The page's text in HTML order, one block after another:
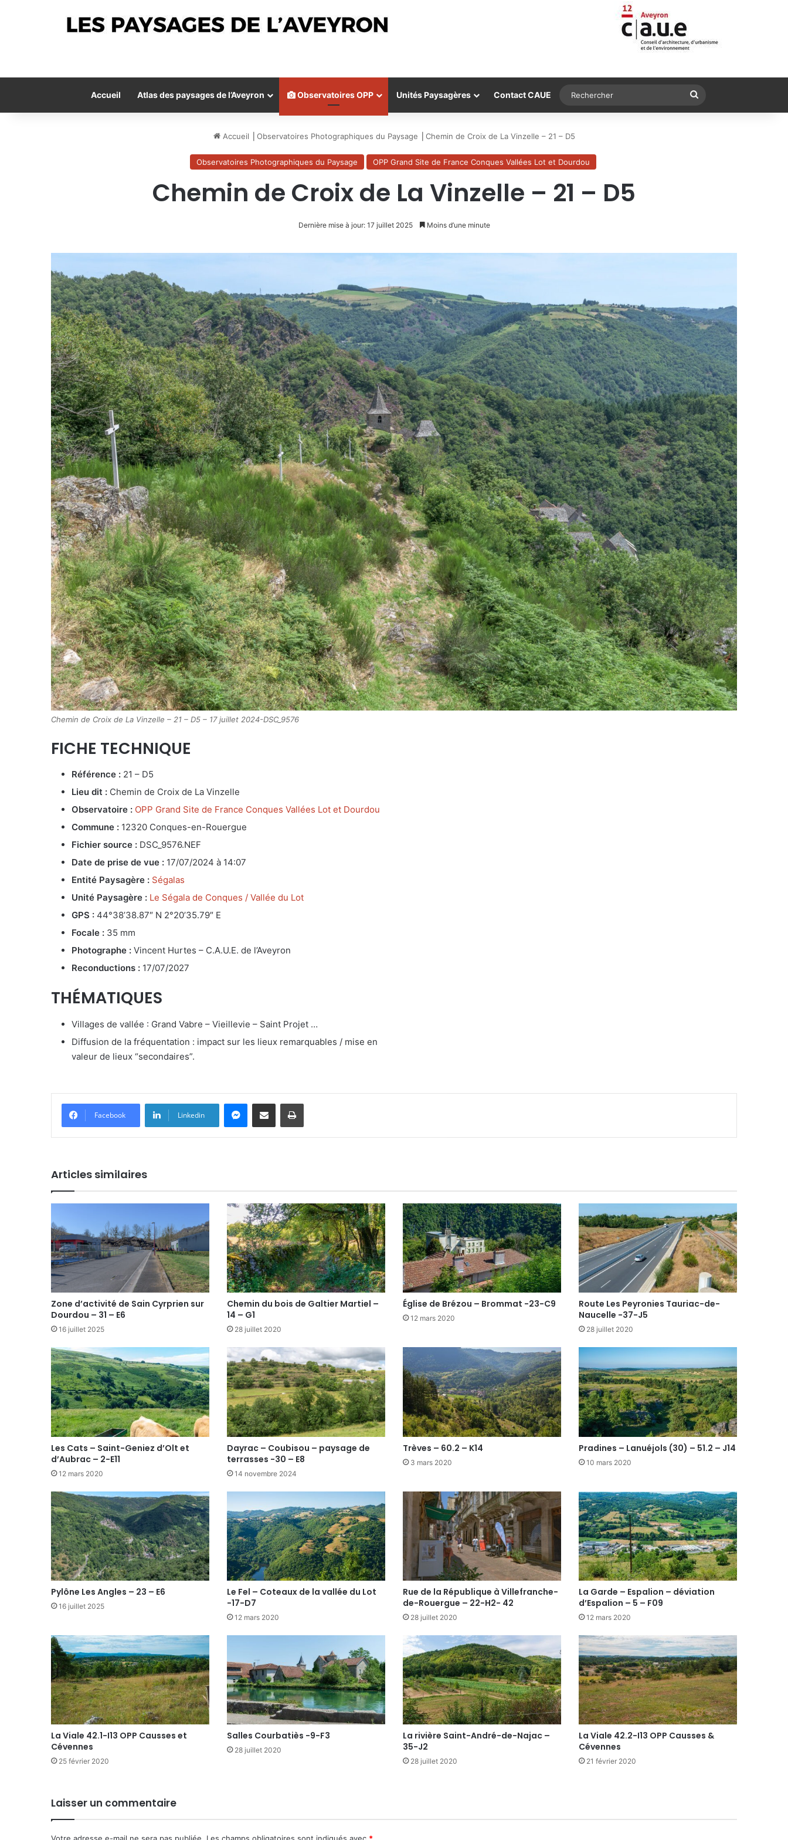
Accueil Atlas des paysages de l’Aveyron Observatoires OPP Unités Paysagères Contact CAUE Rechercher
Accueil Observatoires Photographiques du Paysage Chemin de Croix de La Vinzelle – 21 – D5
Observatoires Photographiques du Paysage OPP Grand Site de France Conques Vallées Lot et Dourdou
Chemin de Croix de La Vinzelle – 21 – D5
Dernière mise à jour: 17 juillet 2025 Moins d’une minute
Chemin de Croix de La Vinzelle – 21 – D5 – 17 juillet 2024-DSC_9576
FICHE TECHNIQUE
Référence : 21 – D5
Lieu dit : Chemin de Croix de La Vinzelle
Observatoire : OPP Grand Site de France Conques Vallées Lot et Dourdou
Commune : 12320 Conques-en-Rouergue
Fichier source : DSC_9576.NEF
Date de prise de vue : 17/07/2024 à 14:07
Entité Paysagère : Ségalas
Unité Paysagère : Le Ségala de Conques / Vallée du Lot
GPS : 44°38’38.87″ N 2°20’35.79″ E
Focale : 35 mm
Photographe : Vincent Hurtes – C.A.U.E. de l’Aveyron
Reconductions : 17/07/2027
THÉMATIQUES
Villages de vallée : Grand Vabre – Vieillevie – Saint Projet …
Diffusion de la fréquentation : impact sur les lieux remarquables / mise en
valeur de lieux “secondaires”.
Facebook Linkedin
Articles similaires
Zone d’activité de Sain Cyrprien sur
Dourdou – 31 – E6
16 juillet 2025
Chemin du bois de Galtier Martiel –
14 – G1
28 juillet 2020
Église de Brézou – Brommat -23-C9
12 mars 2020
Route Les Peyronies Tauriac-de-
Naucelle -37-J5
28 juillet 2020
Les Cats – Saint-Geniez d’Olt et
d’Aubrac – 2-E11
12 mars 2020
Dayrac – Coubisou – paysage de
terrasses -30 – E8
14 novembre 2024
Trèves – 60.2 – K14
3 mars 2020
Pradines – Lanuéjols (30) – 51.2 – J14
10 mars 2020
Pylône Les Angles – 23 – E6
16 juillet 2025
Le Fel – Coteaux de la vallée du Lot
-17-D7
12 mars 2020
Rue de la République à Villefranche-
de-Rouergue – 22-H2- 42
28 juillet 2020
La Garde – Espalion – déviation
d’Espalion – 5 – F09
12 mars 2020
La Viale 42.1-I13 OPP Causses et
Cévennes
25 février 2020
Salles Courbatiès -9-F3
28 juillet 2020
La rivière Saint-André-de-Najac –
35-J2
28 juillet 2020
La Viale 42.2-I13 OPP Causses &
Cévennes
21 février 2020
Laisser un commentaire